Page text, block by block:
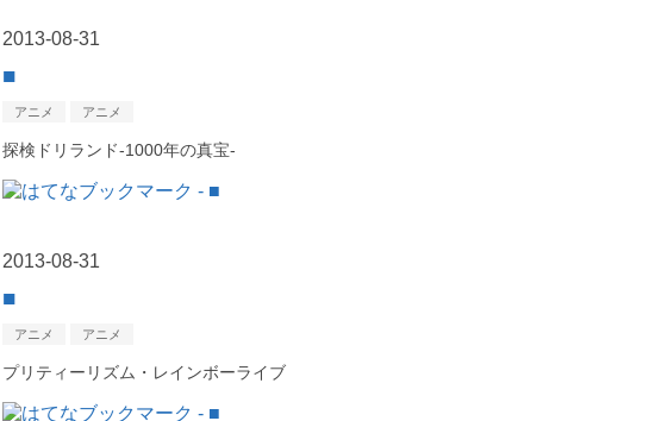
2013-08-31
■
アニメ アニメ
探検ドリランド-1000年の真宝-
2013-08-31
■
アニメ アニメ
プリティーリズム・レインボーライブ